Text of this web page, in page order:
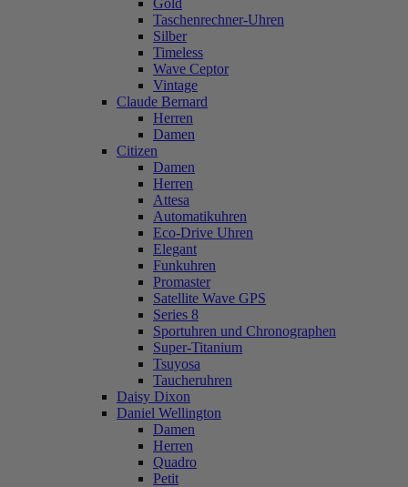
Gold
Taschenrechner-Uhren
Silber
Timeless
Wave Ceptor
Vintage
Claude Bernard
Herren
Damen
Citizen
Damen
Herren
Attesa
Automatikuhren
Eco-Drive Uhren
Elegant
Funkuhren
Promaster
Satellite Wave GPS
Series 8
Sportuhren und Chronographen
Super-Titanium
Tsuyosa
Taucheruhren
Daisy Dixon
Daniel Wellington
Damen
Herren
Quadro
Petit